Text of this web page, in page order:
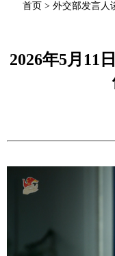
首页 > 外交部发言人
2026年5月11